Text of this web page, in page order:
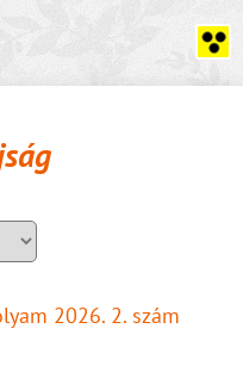
2026. 2. szám